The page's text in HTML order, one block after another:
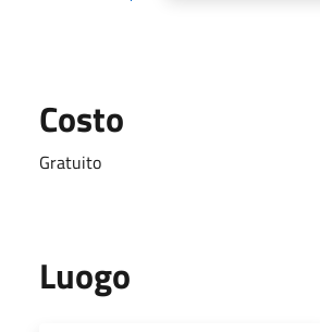
Costo
Gratuito
Luogo